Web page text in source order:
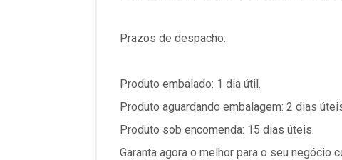
Prazos de despacho:
Produto embalado: 1 dia útil.
Produto aguardando embalagem: 2 dias
Produto sob encomenda: 15 dias úteis.
Garanta agora o melhor para o seu negócio